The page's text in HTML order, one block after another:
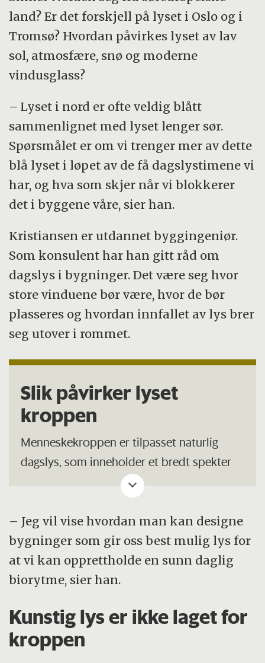
land? Er det forskjell på lyset i Oslo og i
Tromsø? Hvordan påvirkes lyset av lav
sol, atmosfære, snø og moderne
vindusglass?
– Lyset i nord er ofte veldig blått
sammenlignet med lyset lenger sør.
Spørsmålet er om vi trenger mer av dette
blå lyset i løpet av de få dagslystimene vi
har, og hva som skjer når vi blokkerer
det i byggene våre, sier han.
Kristiansen er utdannet byggingeniør.
Som konsulent har han gitt råd om
dagslys i bygninger. Det være seg hvor
store vinduene bør være, hvor de bør
plasseres og hvordan innfallet av lys brer
seg utover i rommet.
Slik påvirker lyset
kroppen
Menneskekroppen er tilpasset naturlig
dagslys, som inneholder et bredt spekter
av bølgelengder – fra blått til rødt – og
som endrer seg gjennom dagen. Dette lyset
er avgjørende for døgnrytmen vår.
På morgenen og formiddagen trenger vi
mye blått lys for å våkne og bli mentalt
skjerpet. Utover kvelden trenger kroppen
derimot et varmere, rødere lys for å
produsere søvnhormonet melatonin og bli
søvnig.
– Jeg vil vise hvordan man kan designe
bygninger som gir oss best mulig lys for
at vi kan opprettholde en sunn daglig
biorytme, sier han.
Kunstig lys er ikke laget for
kroppen